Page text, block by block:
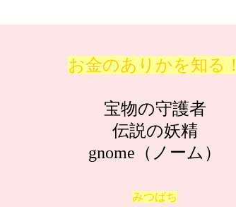
お金のありかを知る！
宝物の守護者
伝説の妖精
gnome（ノーム）
みつばち